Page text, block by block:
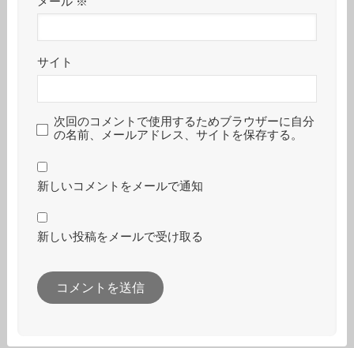
サイト
次回のコメントで使用するためブラウザーに自分
の名前、メールアドレス、サイトを保存する。
新しいコメントをメールで通知
新しい投稿をメールで受け取る